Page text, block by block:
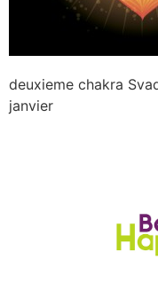
deuxieme chakra
janvier